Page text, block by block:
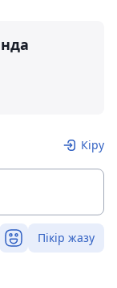
Кіру
Пікір жазу